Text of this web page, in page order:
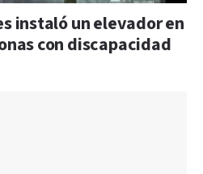
instaló un elevador en
con discapacidad